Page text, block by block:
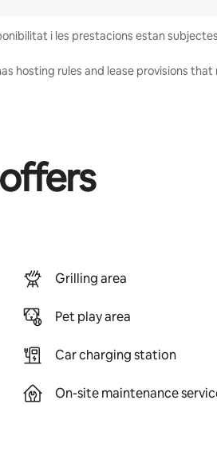
i les prestacions estan
hosting rules and lease provisions
Grilling area
Pet play area
Car charging station
On-site maintenance